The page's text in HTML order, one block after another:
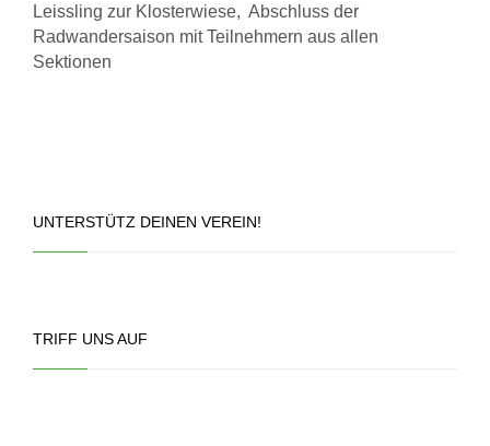
Leissling zur Klosterwiese, Abschluss der
Radwandersaison mit Teilnehmern aus allen
Sektionen
UNTERSTÜTZ DEINEN VEREIN!
TRIFF UNS AUF